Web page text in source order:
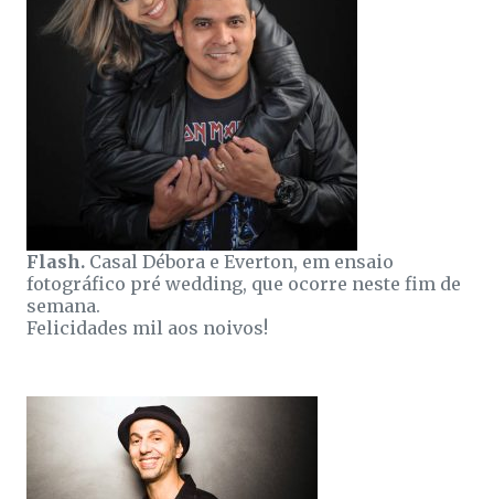
Flash. Casal Débora e Everton, em ensaio
fotográfico pré wedding, que ocorre neste fim de
semana.
Felicidades mil aos noivos!